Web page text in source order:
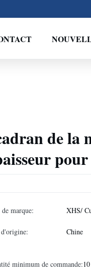
de la
marque: XHS/
Chine
minimum de commande:10